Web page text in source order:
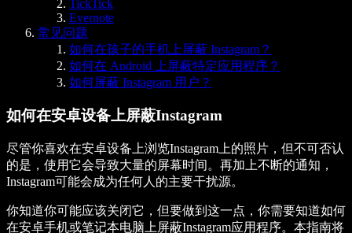
TickTick
Evernote
常见问题
如何在孩子的手机上屏蔽 Instagram？
如何在 Android 上屏蔽特定应用程序？
如何屏蔽 Instagram 用户？
如何在安卓设备上屏蔽Instagram
尽管你喜欢在安卓设备上浏览Instagram上的照片，但不可否认
的是，使用它会导致大量的屏幕时间。再加上不断的通知，
Instagram可能会成为任何人的主要干扰源。
你知道你可能应该关闭它，但要做到这一点，你需要知道如何
在安卓手机或笔记本电脑上屏蔽Instagram应用程序。本指南将